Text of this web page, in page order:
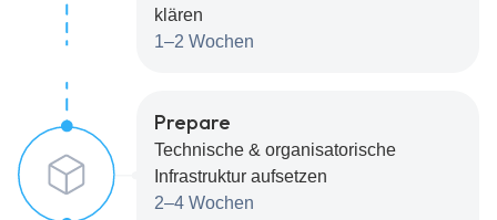
klären
1–2 Wochen
Prepare
Technische & organisatorische
Infrastruktur aufsetzen
2–4 Wochen